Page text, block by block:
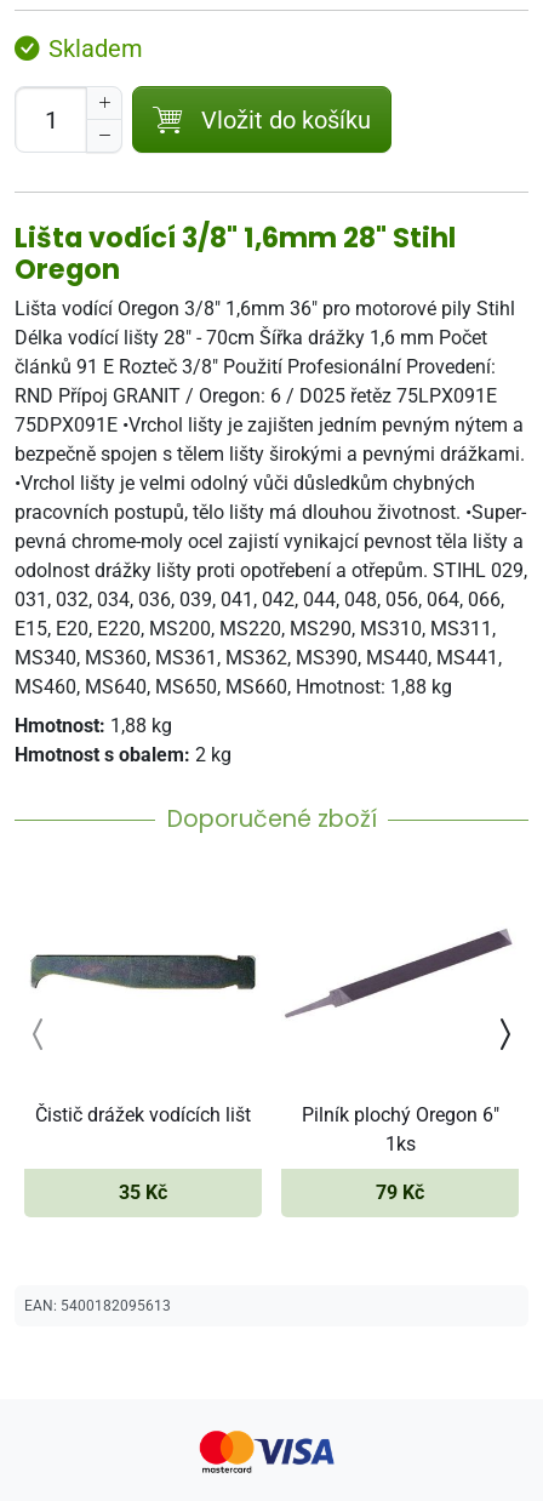
Skladem
Vložit do košíku
Lišta vodící 3/8" 1,6mm 28" Stihl
Oregon
Lišta vodící Oregon 3/8" 1,6mm 36" pro motorové pily Stihl
Délka vodící lišty 28" - 70cm Šířka drážky 1,6 mm Počet
článků 91 E Rozteč 3/8" Použití Profesionální Provedení:
RND Přípoj GRANIT / Oregon: 6 / D025 řetěz 75LPX091E
75DPX091E •Vrchol lišty je zajišten jedním pevným nýtem a
bezpečně spojen s tělem lišty širokými a pevnými drážkami.
•Vrchol lišty je velmi odolný vůči důsledkům chybných
pracovních postupů, tělo lišty má dlouhou životnost. •Super-
pevná chrome-moly ocel zajistí vynikajcí pevnost těla lišty a
odolnost drážky lišty proti opotřebení a otřepům. STIHL 029,
031, 032, 034, 036, 039, 041, 042, 044, 048, 056, 064, 066,
E15, E20, E220, MS200, MS220, MS290, MS310, MS311,
MS340, MS360, MS361, MS362, MS390, MS440, MS441,
MS460, MS640, MS650, MS660, Hmotnost: 1,88 kg
Hmotnost: 1,88 kg
Hmotnost s obalem: 2 kg
Doporučené zboží
Čistič drážek vodících lišt
35 Kč
Pilník plochý Oregon 6"
1ks
79 Kč
EAN: 5400182095613